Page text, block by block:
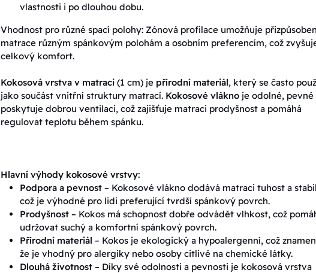
vlastnosti i po dlouhou dobu.
Vhodnost pro různé spací polohy: Zónová profilace umožňuje
matrace různým spánkovým polohám a osobním preferencím, což
celkový komfort.
Kokosová vrstva v matraci (1 cm) je přírodní materiál, který se často
jako součást vnitřní struktury matrací. Kokosové vlákno je odolné, pevné
poskytuje dobrou ventilaci, což zajišťuje matraci prodyšnost a pomáhá
regulovat teplotu během spánku.
Hlavní výhody kokosové vrstvy:
Podpora a pevnost – Kokosové vlákno dodává matraci tuhost a
což je výhodné pro lidi preferující tvrdší spánkový povrch.
Prodyšnost – Kokos má schopnost dobře odvádět vlhkost, což
udržovat suchý a komfortní spánkový povrch.
Přírodní materiál – Kokos je ekologický a hypoalergenní, což
že je vhodný pro alergiky nebo osoby citlivé na chemické látky.
Dlouhá životnost – Díky své odolnosti a pevnosti je kokosová vrstva